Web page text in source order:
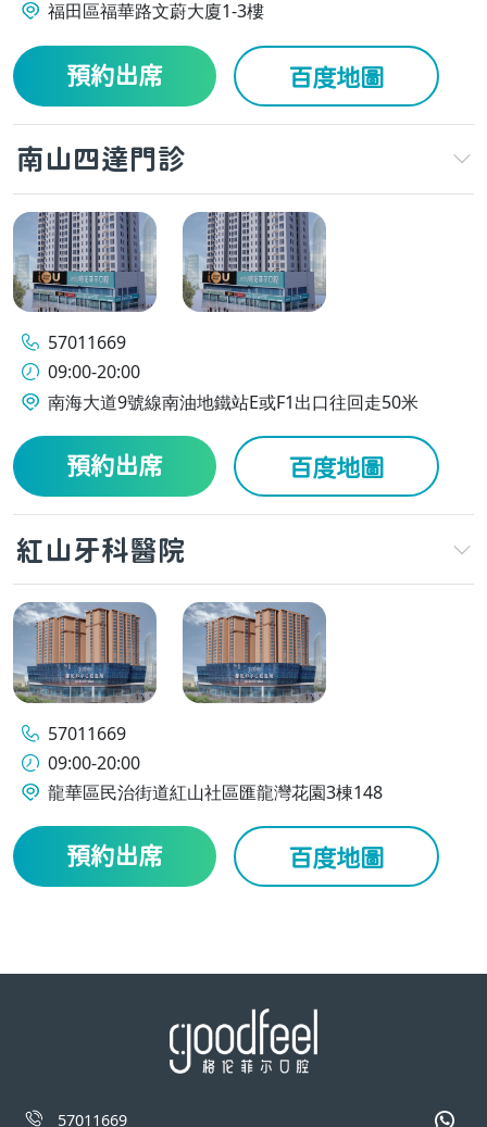
福田區福華路文蔚大廈1-3樓
預約出席 百度地圖
南山四達門診
57011669
09:00-20:00
南海大道9號線南油地鐵站E或F1出口往回走50米
預約出席 百度地圖
紅山牙科醫院
57011669
09:00-20:00
龍華區民治街道紅山社區匯龍灣花園3棟148
預約出席 百度地圖
57011669